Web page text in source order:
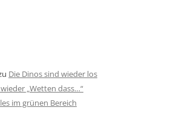
Die Dinos sind wieder los
„Wetten dass…“
im grünen Bereich